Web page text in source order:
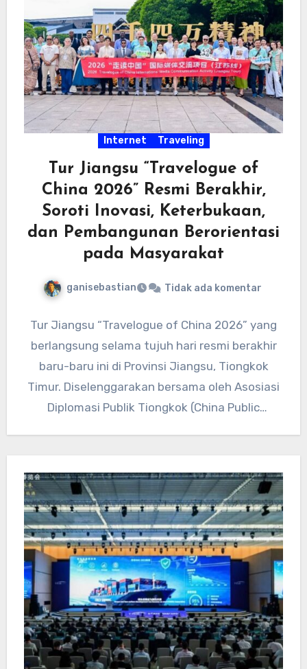
Internet Traveling
Tur Jiangsu “Travelogue of
China 2026” Resmi Berakhir,
Soroti Inovasi, Keterbukaan,
dan Pembangunan Berorientasi
pada Masyarakat
ganisebastian Tidak ada komentar
Tur Jiangsu “Travelogue of China 2026” yang
berlangsung selama tujuh hari resmi berakhir
baru-baru ini di Provinsi Jiangsu, Tiongkok
Timur. Diselenggarakan bersama oleh Asosiasi
Diplomasi Publik Tiongkok (China Public